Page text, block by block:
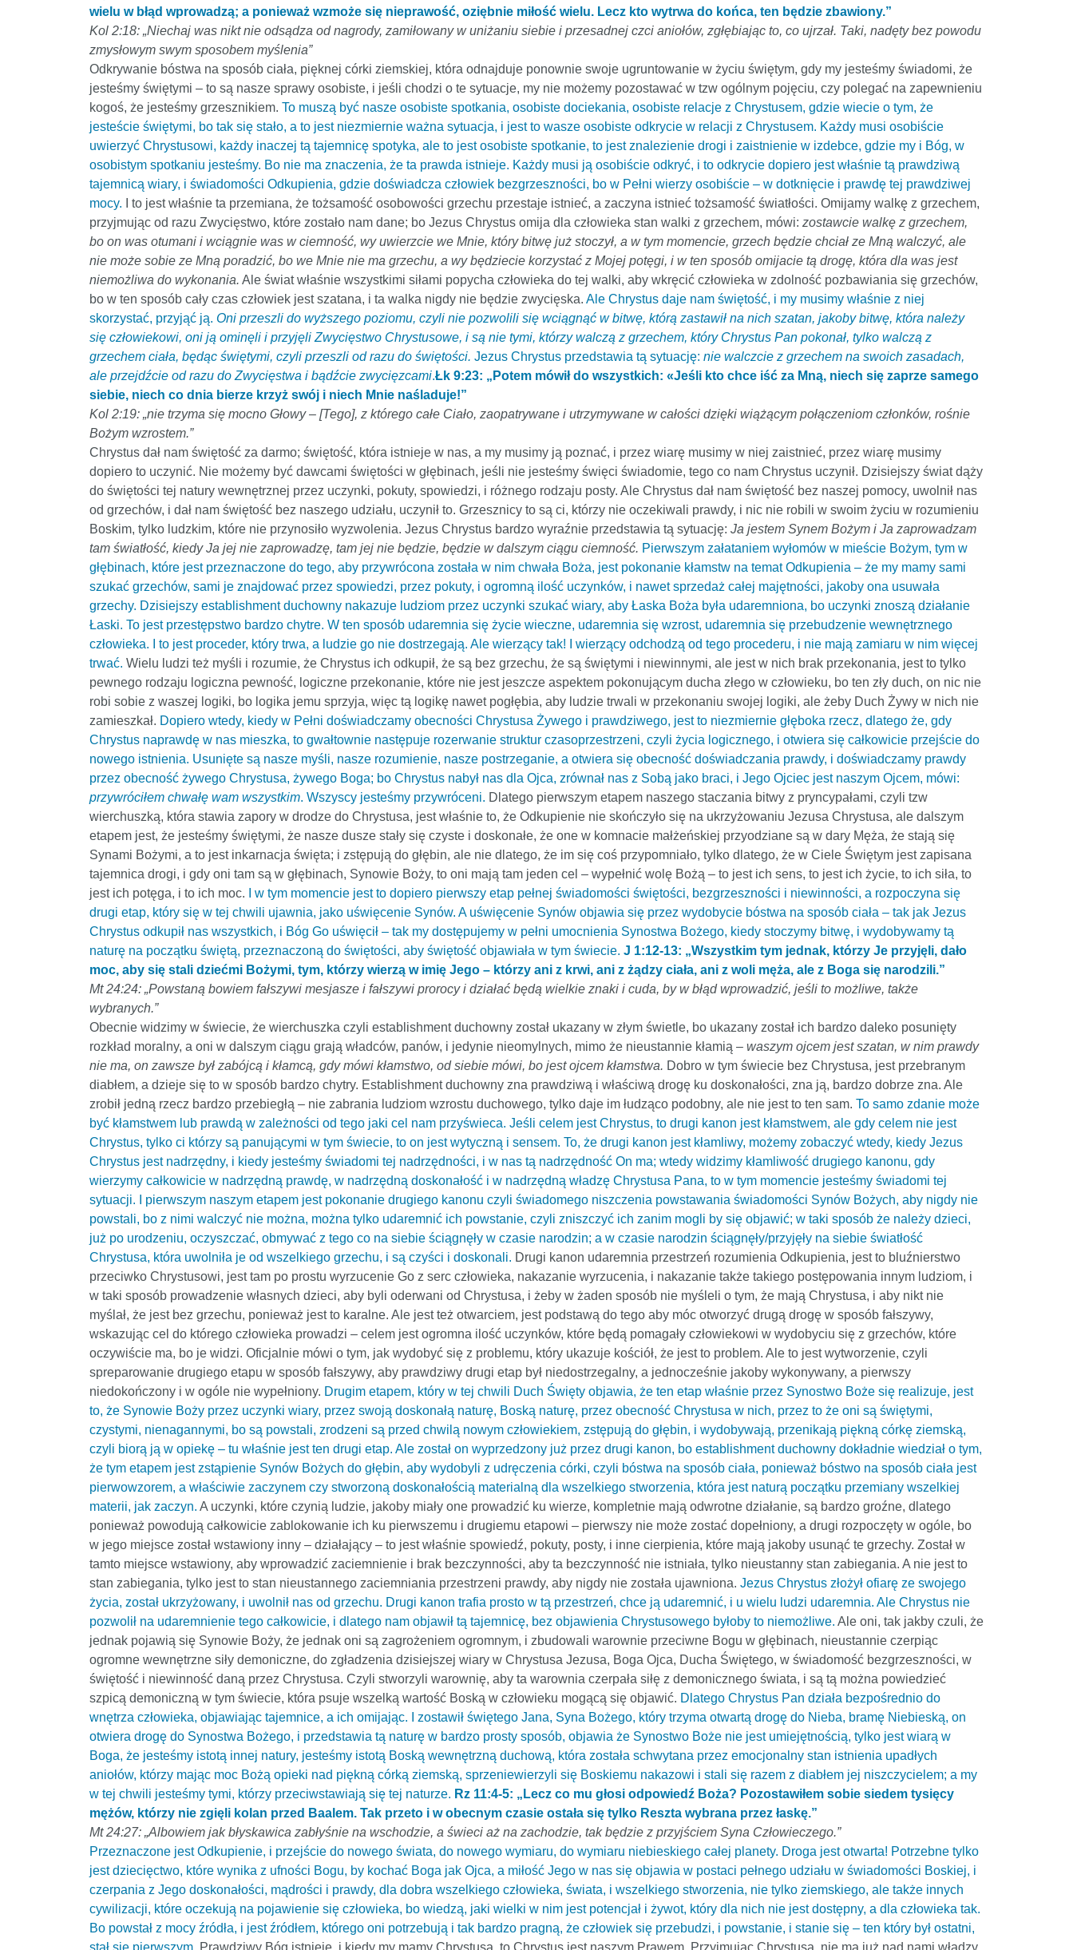
wielu w błąd wprowadzą; a ponieważ wzmoże się nieprawość, oziębnie miłość wielu. Lecz kto wytrwa do końca, ten będzie zbawiony.”
Kol 2:18: „Niechaj was nikt nie odsądza od nagrody, zamiłowany w uniżaniu siebie i przesadnej czci aniołów, zgłębiając to, co ujrzał. Taki, nadęty bez powodu
zmysłowym swym sposobem myślenia”
Odkrywanie bóstwa na sposób ciała, pięknej córki ziemskiej, która odnajduje ponownie swoje ugruntowanie w życiu świętym, gdy my jesteśmy świadomi, że
jesteśmy świętymi – to są nasze sprawy osobiste, i jeśli chodzi o te sytuacje, my nie możemy pozostawać w tzw ogólnym pojęciu, czy polegać na zapewnieniu
kogoś, że jesteśmy grzesznikiem. To muszą być nasze osobiste spotkania, osobiste dociekania, osobiste relacje z Chrystusem, gdzie wiecie o tym, że
jesteście świętymi, bo tak się stało, a to jest niezmiernie ważna sytuacja, i jest to wasze osobiste odkrycie w relacji z Chrystusem. Każdy musi osobiście
uwierzyć Chrystusowi, każdy inaczej tą tajemnicę spotyka, ale to jest osobiste spotkanie, to jest znalezienie drogi i zaistnienie w izdebce, gdzie my i Bóg, w
osobistym spotkaniu jesteśmy. Bo nie ma znaczenia, że ta prawda istnieje. Każdy musi ją osobiście odkryć, i to odkrycie dopiero jest właśnie tą prawdziwą
tajemnicą wiary, i świadomości Odkupienia, gdzie doświadcza człowiek bezgrzeszności, bo w Pełni wierzy osobiście – w dotknięcie i prawdę tej prawdziwej
mocy. I to jest właśnie ta przemiana, że tożsamość osobowości grzechu przestaje istnieć, a zaczyna istnieć tożsamość światłości. Omijamy walkę z grzechem,
przyjmując od razu Zwycięstwo, które zostało nam dane; bo Jezus Chrystus omija dla człowieka stan walki z grzechem, mówi: zostawcie walkę z grzechem,
bo on was otumani i wciągnie was w ciemność, wy uwierzcie we Mnie, który bitwę już stoczył, a w tym momencie, grzech będzie chciał ze Mną walczyć, ale
nie może sobie ze Mną poradzić, bo we Mnie nie ma grzechu, a wy będziecie korzystać z Mojej potęgi, i w ten sposób omijacie tą drogę, która dla was jest
niemożliwa do wykonania. Ale świat właśnie wszystkimi siłami popycha człowieka do tej walki, aby wkręcić człowieka w zdolność pozbawiania się grzechów,
bo w ten sposób cały czas człowiek jest szatana, i ta walka nigdy nie będzie zwycięska. Ale Chrystus daje nam świętość, i my musimy właśnie z niej
skorzystać, przyjąć ją. Oni przeszli do wyższego poziomu, czyli nie pozwolili się wciągnąć w bitwę, którą zastawił na nich szatan, jakoby bitwę, która należy
się człowiekowi, oni ją ominęli i przyjęli Zwycięstwo Chrystusowe, i są nie tymi, którzy walczą z grzechem, który Chrystus Pan pokonał, tylko walczą z
grzechem ciała, będąc świętymi, czyli przeszli od razu do świętości. Jezus Chrystus przedstawia tą sytuację: nie walczcie z grzechem na swoich zasadach,
ale przejdźcie od razu do Zwycięstwa i bądźcie zwycięzcami.Łk 9:23: „Potem mówił do wszystkich: «Jeśli kto chce iść za Mną, niech się zaprze samego
siebie, niech co dnia bierze krzyż swój i niech Mnie naśladuje!”
Kol 2:19: „nie trzyma się mocno Głowy – [Tego], z którego całe Ciało, zaopatrywane i utrzymywane w całości dzięki wiążącym połączeniom członków, rośnie
Bożym wzrostem.”
Chrystus dał nam świętość za darmo; świętość, która istnieje w nas, a my musimy ją poznać, i przez wiarę musimy w niej zaistnieć, przez wiarę musimy
dopiero to uczynić. Nie możemy być dawcami świętości w głębinach, jeśli nie jesteśmy święci świadomie, tego co nam Chrystus uczynił. Dzisiejszy świat dąży
do świętości tej natury wewnętrznej przez uczynki, pokuty, spowiedzi, i różnego rodzaju posty. Ale Chrystus dał nam świętość bez naszej pomocy, uwolnił nas
od grzechów, i dał nam świętość bez naszego udziału, uczynił to. Grzesznicy to są ci, którzy nie oczekiwali prawdy, i nic nie robili w swoim życiu w rozumieniu
Boskim, tylko ludzkim, które nie przynosiło wyzwolenia. Jezus Chrystus bardzo wyraźnie przedstawia tą sytuację: Ja jestem Synem Bożym i Ja zaprowadzam
tam światłość, kiedy Ja jej nie zaprowadzę, tam jej nie będzie, będzie w dalszym ciągu ciemność. Pierwszym załataniem wyłomów w mieście Bożym, tym w
głębinach, które jest przeznaczone do tego, aby przywrócona została w nim chwała Boża, jest pokonanie kłamstw na temat Odkupienia – że my mamy sami
szukać grzechów, sami je znajdować przez spowiedzi, przez pokuty, i ogromną ilość uczynków, i nawet sprzedaż całej majętności, jakoby ona usuwała
grzechy. Dzisiejszy establishment duchowny nakazuje ludziom przez uczynki szukać wiary, aby Łaska Boża była udaremniona, bo uczynki znoszą działanie
Łaski. To jest przestępstwo bardzo chytre. W ten sposób udaremnia się życie wieczne, udaremnia się wzrost, udaremnia się przebudzenie wewnętrznego
człowieka. I to jest proceder, który trwa, a ludzie go nie dostrzegają. Ale wierzący tak! I wierzący odchodzą od tego procederu, i nie mają zamiaru w nim więcej
trwać. Wielu ludzi też myśli i rozumie, że Chrystus ich odkupił, że są bez grzechu, że są świętymi i niewinnymi, ale jest w nich brak przekonania, jest to tylko
pewnego rodzaju logiczna pewność, logiczne przekonanie, które nie jest jeszcze aspektem pokonującym ducha złego w człowieku, bo ten zły duch, on nic nie
robi sobie z waszej logiki, bo logika jemu sprzyja, więc tą logikę nawet pogłębia, aby ludzie trwali w przekonaniu swojej logiki, ale żeby Duch Żywy w nich nie
zamieszkał. Dopiero wtedy, kiedy w Pełni doświadczamy obecności Chrystusa Żywego i prawdziwego, jest to niezmiernie głęboka rzecz, dlatego że, gdy
Chrystus naprawdę w nas mieszka, to gwałtownie następuje rozerwanie struktur czasoprzestrzeni, czyli życia logicznego, i otwiera się całkowicie przejście do
nowego istnienia. Usunięte są nasze myśli, nasze rozumienie, nasze postrzeganie, a otwiera się obecność doświadczania prawdy, i doświadczamy prawdy
przez obecność żywego Chrystusa, żywego Boga; bo Chrystus nabył nas dla Ojca, zrównał nas z Sobą jako braci, i Jego Ojciec jest naszym Ojcem, mówi:
przywróciłem chwałę wam wszystkim. Wszyscy jesteśmy przywróceni. Dlatego pierwszym etapem naszego staczania bitwy z pryncypałami, czyli tzw
wierchuszką, która stawia zapory w drodze do Chrystusa, jest właśnie to, że Odkupienie nie skończyło się na ukrzyżowaniu Jezusa Chrystusa, ale dalszym
etapem jest, że jesteśmy świętymi, że nasze dusze stały się czyste i doskonałe, że one w komnacie małżeńskiej przyodziane są w dary Męża, że stają się
Synami Bożymi, a to jest inkarnacja święta; i zstępują do głębin, ale nie dlatego, że im się coś przypomniało, tylko dlatego, że w Ciele Świętym jest zapisana
tajemnica drogi, i gdy oni tam są w głębinach, Synowie Boży, to oni mają tam jeden cel – wypełnić wolę Bożą – to jest ich sens, to jest ich życie, to ich siła, to
jest ich potęga, i to ich moc.
I w tym momencie jest to dopiero pierwszy etap pełnej świadomości świętości, bezgrzeszności i niewinności, a rozpoczyna się
drugi etap, który się w tej chwili ujawnia, jako uświęcenie Synów. A uświęcenie Synów objawia się przez wydobycie bóstwa na sposób ciała – tak jak Jezus
Chrystus odkupił nas wszystkich, i Bóg Go uświęcił – tak my dostępujemy w pełni umocnienia Synostwa Bożego, kiedy stoczymy bitwę, i wydobywamy tą
naturę na początku świętą, przeznaczoną do świętości, aby świętość objawiała w tym świecie. J 1:12-13: „Wszystkim tym jednak, którzy Je przyjęli, dało
moc, aby się stali dziećmi Bożymi, tym, którzy wierzą w imię Jego – którzy ani z krwi, ani z żądzy ciała, ani z woli męża, ale z Boga się narodzili.”
Mt 24:24: „Powstaną bowiem fałszywi mesjasze i fałszywi prorocy i działać będą wielkie znaki i cuda, by w błąd wprowadzić, jeśli to możliwe, także
wybranych.”
Obecnie widzimy w świecie, że wierchuszka czyli establishment duchowny został ukazany w złym świetle, bo ukazany został ich bardzo daleko posunięty
rozkład moralny, a oni w dalszym ciągu grają władców, panów, i jedynie nieomylnych, mimo że nieustannie kłamią – waszym ojcem jest szatan, w nim prawdy
nie ma, on zawsze był zabójcą i kłamcą, gdy mówi kłamstwo, od siebie mówi, bo jest ojcem kłamstwa. Dobro w tym świecie bez Chrystusa, jest przebranym
diabłem, a dzieje się to w sposób bardzo chytry. Establishment duchowny zna prawdziwą i właściwą drogę ku doskonałości, zna ją, bardzo dobrze zna. Ale
zrobił jedną rzecz bardzo przebiegłą – nie zabrania ludziom wzrostu duchowego, tylko daje im łudząco podobny, ale nie jest to ten sam. To samo zdanie może
być kłamstwem lub prawdą w zależności od tego jaki cel nam przyświeca. Jeśli celem jest Chrystus, to drugi kanon jest kłamstwem, ale gdy celem nie jest
Chrystus, tylko ci którzy są panującymi w tym świecie, to on jest wytyczną i sensem. To, że drugi kanon jest kłamliwy, możemy zobaczyć wtedy, kiedy Jezus
Chrystus jest nadrzędny, i kiedy jesteśmy świadomi tej nadrzędności, i w nas tą nadrzędność On ma; wtedy widzimy kłamliwość drugiego kanonu, gdy
wierzymy całkowicie w nadrzędną prawdę, w nadrzędną doskonałość i w nadrzędną władzę Chrystusa Pana, to w tym momencie jesteśmy świadomi tej
sytuacji. I pierwszym naszym etapem jest pokonanie drugiego kanonu czyli świadomego niszczenia powstawania świadomości Synów Bożych, aby nigdy nie
powstali, bo z nimi walczyć nie można, można tylko udaremnić ich powstanie, czyli zniszczyć ich zanim mogli by się objawić; w taki sposób że należy dzieci,
już po urodzeniu, oczyszczać, obmywać z tego co na siebie ściągnęły w czasie narodzin; a w czasie narodzin ściągnęły/przyjęły na siebie światłość
Chrystusa, która uwolniła je od wszelkiego grzechu, i są czyści i doskonali. Drugi kanon udaremnia przestrzeń rozumienia Odkupienia, jest to bluźnierstwo
przeciwko Chrystusowi, jest tam po prostu wyrzucenie Go z serc człowieka, nakazanie wyrzucenia, i nakazanie także takiego postępowania innym ludziom, i
w taki sposób prowadzenie własnych dzieci, aby byli oderwani od Chrystusa, i żeby w żaden sposób nie myśleli o tym, że mają Chrystusa, i aby nikt nie
myślał, że jest bez grzechu, ponieważ jest to karalne. Ale jest też otwarciem, jest podstawą do tego aby móc otworzyć drugą drogę w sposób fałszywy,
wskazując cel do którego człowieka prowadzi – celem jest ogromna ilość uczynków, które będą pomagały człowiekowi w wydobyciu się z grzechów, które
oczywiście ma, bo je widzi. Oficjalnie mówi o tym, jak wydobyć się z problemu, który ukazuje kościół, że jest to problem. Ale to jest wytworzenie, czyli
spreparowanie drugiego etapu w sposób fałszywy, aby prawdziwy drugi etap był niedostrzegalny, a jednocześnie jakoby wykonywany, a pierwszy
niedokończony i w ogóle nie wypełniony. Drugim etapem, który w tej chwili Duch Święty objawia, że ten etap właśnie przez Synostwo Boże się realizuje, jest
to, że Synowie Boży przez uczynki wiary, przez swoją doskonałą naturę, Boską naturę, przez obecność Chrystusa w nich, przez to że oni są świętymi,
czystymi, nienagannymi, bo są powstali, zrodzeni są przed chwilą nowym człowiekiem, zstępują do głębin, i wydobywają, przenikają piękną córkę ziemską,
czyli biorą ją w opiekę – tu właśnie jest ten drugi etap. Ale został on wyprzedzony już przez drugi kanon, bo establishment duchowny dokładnie wiedział o tym,
że tym etapem jest zstąpienie Synów Bożych do głębin, aby wydobyli z udręczenia córki, czyli bóstwa na sposób ciała, ponieważ bóstwo na sposób ciała jest
pierwowzorem, a właściwie zaczynem czy stworzoną doskonałością materialną dla wszelkiego stworzenia, która jest naturą początku przemiany wszelkiej
materii, jak zaczyn. A uczynki, które czynią ludzie, jakoby miały one prowadzić ku wierze, kompletnie mają odwrotne działanie, są bardzo groźne, dlatego
ponieważ powodują całkowicie zablokowanie ich ku pierwszemu i drugiemu etapowi – pierwszy nie może zostać dopełniony, a drugi rozpoczęty w ogóle, bo
w jego miejsce został wstawiony inny – działający – to jest właśnie spowiedź, pokuty, posty, i inne cierpienia, które mają jakoby usunąć te grzechy. Został w
tamto miejsce wstawiony, aby wprowadzić zaciemnienie i brak bezczynności, aby ta bezczynność nie istniała, tylko nieustanny stan zabiegania. A nie jest to
stan zabiegania, tylko jest to stan nieustannego zaciemniania przestrzeni prawdy, aby nigdy nie została ujawniona. Jezus Chrystus złożył ofiarę ze swojego
życia, został ukrzyżowany, i uwolnił nas od grzechu. Drugi kanon trafia prosto w tą przestrzeń, chce ją udaremnić, i u wielu ludzi udaremnia. Ale Chrystus nie
pozwolił na udaremnienie tego całkowicie, i dlatego nam objawił tą tajemnicę, bez objawienia Chrystusowego byłoby to niemożliwe. Ale oni, tak jakby czuli, że
jednak pojawią się Synowie Boży, że jednak oni są zagrożeniem ogromnym, i zbudowali warownie przeciwne Bogu w głębinach, nieustannie czerpiąc
ogromne wewnętrzne siły demoniczne, do zgładzenia dzisiejszej wiary w Chrystusa Jezusa, Boga Ojca, Ducha Świętego, w świadomość bezgrzeszności, w
świętość i niewinność daną przez Chrystusa. Czyli stworzyli warownię, aby ta warownia czerpała siłę z demonicznego świata, i są tą można powiedzieć
szpicą demoniczną w tym świecie, która psuje wszelką wartość Boską w człowieku mogącą się objawić. Dlatego Chrystus Pan działa bezpośrednio do
wnętrza człowieka, objawiając tajemnice, a ich omijając. I zostawił świętego Jana, Syna Bożego, który trzyma otwartą drogę do Nieba, bramę Niebieską, on
otwiera drogę do Synostwa Bożego, i przedstawia tą naturę w bardzo prosty sposób, objawia że Synostwo Boże nie jest umiejętnością, tylko jest wiarą w
Boga, że jesteśmy istotą innej natury, jesteśmy istotą Boską wewnętrzną duchową, która została schwytana przez emocjonalny stan istnienia upadłych
aniołów, którzy mając moc Bożą opieki nad piękną córką ziemską, sprzeniewierzyli się Boskiemu nakazowi i stali się razem z diabłem jej niszczycielem; a my
w tej chwili jesteśmy tymi, którzy przeciwstawiają się tej naturze. Rz 11:4-5: „Lecz co mu głosi odpowiedź Boża? Pozostawiłem sobie siedem tysięcy
mężów, którzy nie zgięli kolan przed Baalem. Tak przeto i w obecnym czasie ostała się tylko Reszta wybrana przez łaskę.”
Mt 24:27: „Albowiem jak błyskawica zabłyśnie na wschodzie, a świeci aż na zachodzie, tak będzie z przyjściem Syna Człowieczego.”
Przeznaczone jest Odkupienie, i przejście do nowego świata, do nowego wymiaru, do wymiaru niebieskiego całej planety. Droga jest otwarta! Potrzebne tylko
jest dziecięctwo, które wynika z ufności Bogu, by kochać Boga jak Ojca, a miłość Jego w nas się objawia w postaci pełnego udziału w świadomości Boskiej, i
czerpania z Jego doskonałości, mądrości i prawdy, dla dobra wszelkiego człowieka, świata, i wszelkiego stworzenia, nie tylko ziemskiego, ale także innych
cywilizacji, które oczekują na pojawienie się człowieka, bo wiedzą, jaki wielki w nim jest potencjał i żywot, który dla nich nie jest dostępny, a dla człowieka tak.
Bo powstał z mocy źródła, i jest źródłem, którego oni potrzebują i tak bardzo pragną, że człowiek się przebudzi, i powstanie, i stanie się – ten który był ostatni,
stał się pierwszym. Prawdziwy Bóg istnieje, i kiedy my mamy Chrystusa, to Chrystus jest naszym Prawem. Przyjmując Chrystusa, nie ma już nad nami władzy